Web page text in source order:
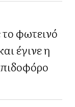
το φωτεινό
έγινε η